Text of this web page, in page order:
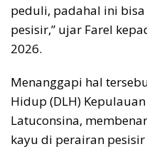
peduli, padahal ini
pesisir,” ujar Farel
2026.
Menanggapi hal
Hidup (DLH)
Latuconsina,
kayu di perairan